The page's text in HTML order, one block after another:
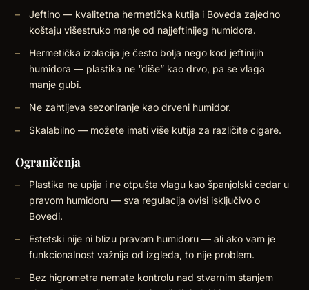
Jeftino — kvalitetna hermetička kutija i Boveda zajedno
koštaju višestruko manje od najjeftinijeg humidora.
Hermetička izolacija je često bolja nego kod jeftinijih
humidora — plastika ne “diše” kao drvo, pa se vlaga
manje gubi.
Ne zahtijeva sezoniranje kao drveni humidor.
Skalabilno — možete imati više kutija za različite cigare.
Ograničenja
Plastika ne upija i ne otpušta vlagu kao španjolski cedar u
pravom humidoru — sva regulacija ovisi isključivo o
Bovedi.
Estetski nije ni blizu pravom humidoru — ali ako vam je
funkcionalnost važnija od izgleda, to nije problem.
Bez higrometra nemate kontrolu nad stvarnim stanjem